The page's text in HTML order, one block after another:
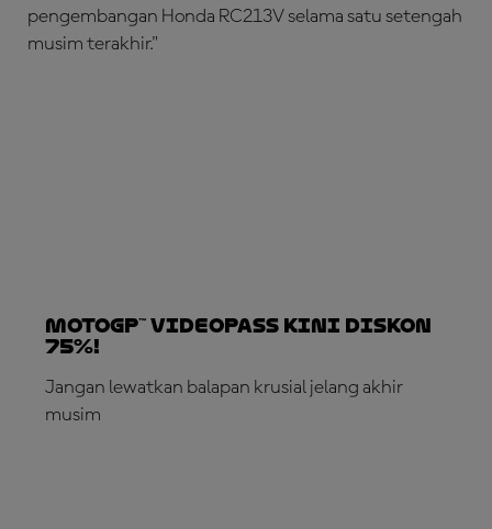
pengembangan Honda RC213V selama satu setengah
musim terakhir."
MotoGP™ VideoPass Kini Diskon
75%!
Jangan lewatkan balapan krusial jelang akhir
musim